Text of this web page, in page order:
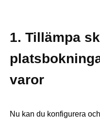
1. Tillämpa
varor
Nu kan du konfigurera